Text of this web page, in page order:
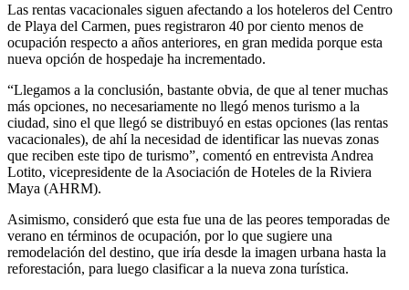
Las rentas vacacionales siguen afectando a los hoteleros del Centro
de Playa del Carmen, pues registraron 40 por ciento menos de
ocupación respecto a años anteriores, en gran medida porque esta
nueva opción de hospedaje ha incrementado.
“Llegamos a la conclusión, bastante obvia, de que al tener muchas
más opciones, no necesariamente no llegó menos turismo a la
ciudad, sino el que llegó se distribuyó en estas opciones (las rentas
vacacionales), de ahí la necesidad de identificar las nuevas zonas
que reciben este tipo de turismo”, comentó en entrevista Andrea
Lotito, vicepresidente de la Asociación de Hoteles de la Riviera
Maya (AHRM).
Asimismo, consideró que esta fue una de las peores temporadas de
verano en términos de ocupación, por lo que sugiere una
remodelación del destino, que iría desde la imagen urbana hasta la
reforestación, para luego clasificar a la nueva zona turística.